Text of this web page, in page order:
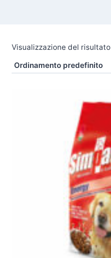
Visualizzazione del risultato